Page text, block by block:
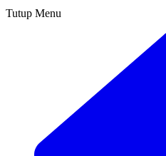
Tutup Menu